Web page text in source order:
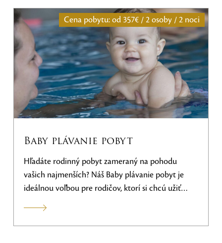
Baby plávanie pobyt
Hľadáte rodinný pobyt zameraný na pohodu
vašich najmenších? Náš Baby plávanie pobyt je
ideálnou voľbou pre rodičov, ktorí si chcú užiť
dieťatko s radosťou z vody!
plávanie pobytešte dnes a užite si
Cena pobytu: od 357€ / 2 osoby / 2 noci